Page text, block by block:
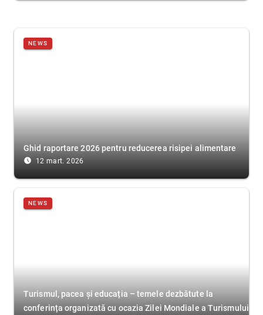
NEWS
Ghid raportare 2026 pentru reducerea risipei alimentare
access_time_filled 12 mart. 2026
NEWS
Turismul, pacea și educația – temele dezbătute la
conferința organizată cu ocazia Zilei Mondiale a Turismului